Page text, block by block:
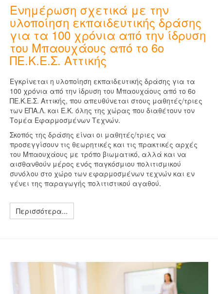
Ενημέρωση σχετικά με την
υλοποίηση εκπαιδευτικής δράσης
για τα 100 χρόνια από την ίδρυση
του Μπαουχάους από το 6ο
ΠΕ.Κ.Ε.Σ. Αττικής
Εγκρίνεται η υλοποίηση εκπαιδευτικής δράσης για τα
100 χρόνια από την ίδρυση του Μπαουχάους από το 6ο
ΠΕ.Κ.Ε.Σ. Αττικής, που απευθύνεται στους μαθητές/τριες
των ΕΠΑ.Λ. και Ε.Κ. όλης της χώρας που διαθέτουν τον
Τομέα Εφαρμοσμένων Τεχνών.
Σκοπός της δράσης είναι οι μαθητές/τριες να
προσεγγίσουν τις θεωρητικές και τις πρακτικές αρχές
του Μπαουχάους με τρόπο βιωματικό, αλλά και να
αισθανθούν μέρος ενός παγκόσμιου πολιτισμικού
συνόλου στο χώρο των εφαρμοσμένων τεχνών και εν
γένει της παραγωγής πολιτιστικού αγαθού.
Περισσότερα...